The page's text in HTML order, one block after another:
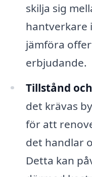
skilja sig
hantverkare
jämföra
erbjudande.
Tillstånd
det krävas
för att
det handlar
Detta kan